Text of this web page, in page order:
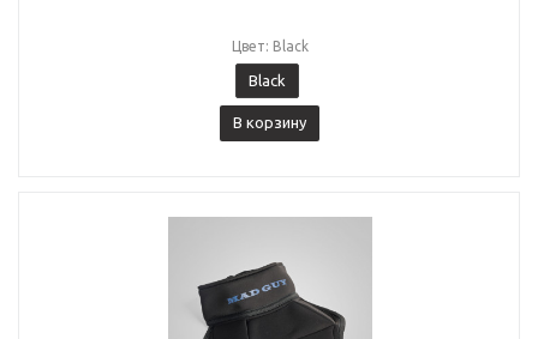
Цвет: Black
Black
В корзину